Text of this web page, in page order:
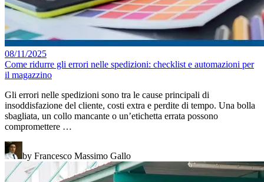
08/11/2025
Come ridurre gli errori nelle spedizioni: checklist e automazioni per
il magazzino
Gli errori nelle spedizioni sono tra le cause principali di
insoddisfazione del cliente, costi extra e perdite di tempo. Una bolla
sbagliata, un collo mancante o un’etichetta errata possono
compromettere …
by Francesco Massimo Gallo